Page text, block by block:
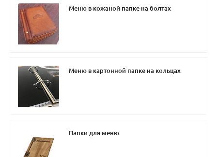
Меню в кожаной папке на болтах
Меню в картонной папке на кольцах
Папки для меню